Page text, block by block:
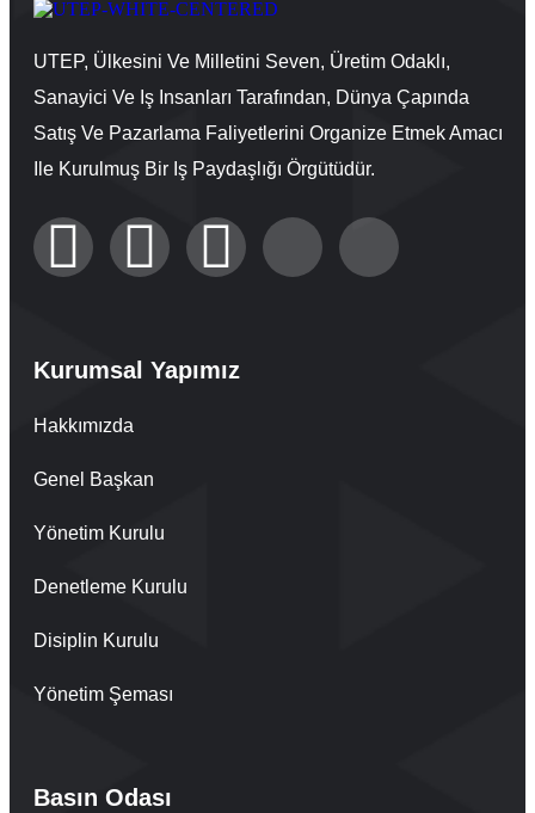
UTEP, Ülkesini Ve Milletini Seven, Üretim Odaklı,
Sanayici Ve Iş Insanları Tarafından, Dünya Çapında
Satış Ve Pazarlama Faliyetlerini Organize Etmek Amacı
Ile Kurulmuş Bir Iş Paydaşlığı Örgütüdür.
Kurumsal Yapımız
Hakkımızda
Genel Başkan
Yönetim Kurulu
Denetleme Kurulu
Disiplin Kurulu
Yönetim Şeması
Basın Odası